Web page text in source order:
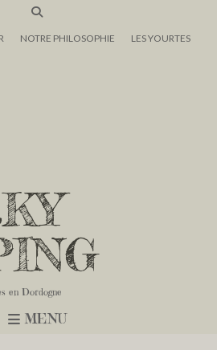
NOTRE PHILOSOPHIE LES YOURTES
en Dordogne
MENU